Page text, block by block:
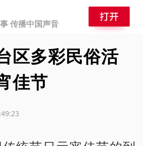
传播中国声音
区多彩民俗活
佳节